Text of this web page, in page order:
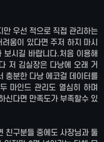
우선 적으로 직접 관리하는
움이 있다면 주저 하지 마시
시길 바랍니다.처음 이용해
저 김실장은 다낭에 오래 거
충분한 다낭 에코걸 데이터를
마인드 관리도 열심히 하며
신다면 만족도가 부족할수 있
친구분들 중에도 사장님과 둘